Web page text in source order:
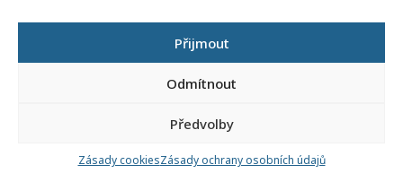
Přijmout
Odmítnout
Předvolby
Zásady cookiesZásady ochrany osobních údajů